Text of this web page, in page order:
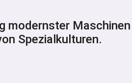
modernster
Spezialkulturen.